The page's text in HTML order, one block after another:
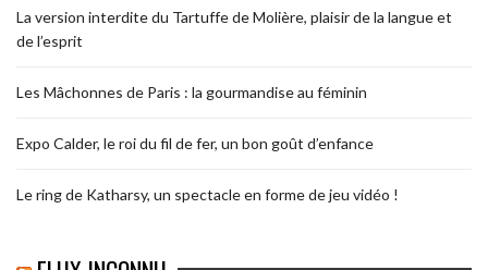
La version interdite du Tartuffe de Molière, plaisir de la langue et
de l’esprit
Les Mâchonnes de Paris : la gourmandise au féminin
Expo Calder, le roi du fil de fer, un bon goût d’enfance
Le ring de Katharsy, un spectacle en forme de jeu vidéo !